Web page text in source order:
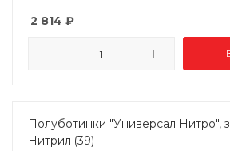
2 814 ₽
Полуботинки "Универсал Нитро",
Нитрил (39)